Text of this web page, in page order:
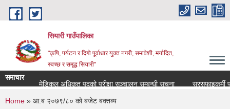
Skip to main content
सियारी गाउँपालिका
"कृषि, पर्यटन र दिगो पूर्वाधार युक्त नगरी; समावेशी, मर्यादित,
स्वच्छ र समृद्ध सियारी"
समाचार
मेडिकल अधिकृत पदको परीक्षा सञ्चालन सम्बन्धी सूचना
सरसफाइकर्मी
You are here
Home » आ.ब २०७९/८० को बजेट बक्तब्य